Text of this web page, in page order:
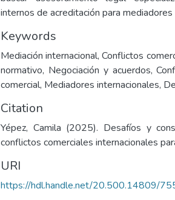
internos de acreditación para mediadores
Keywords
Mediación internacional, Conflictos
normativo, Negociación y acuerdos,
comercial, Mediadores internacionales,
Citation
Yépez, Camila (2025). Desafíos y
conflictos comerciales internacionales
URI
https://hdl.handle.net/20.500.14809/